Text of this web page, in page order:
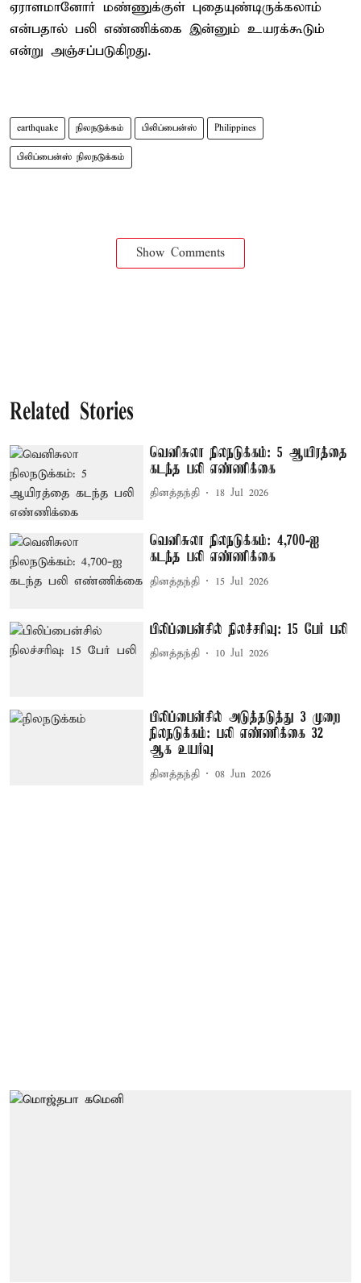
ஏராளமானோர் மண்ணுக்குள் புதையுண்டிருக்கலாம்
என்பதால் பலி எண்ணிக்கை இன்னும் உயரக்கூடும்
என்று அஞ்சப்படுகிறது.
earthquake நிலநடுக்கம் பிலிப்பைன்ஸ் Philippines
பிலிப்பைன்ஸ் நிலநடுக்கம்
Show Comments
Related Stories
வெனிசுலா நிலநடுக்கம்: 5 ஆயிரத்தை
கடந்த பலி எண்ணிக்கை
தினத்தந்தி 18 Jul 2026
வெனிசுலா நிலநடுக்கம்: 4,700-ஐ
கடந்த பலி எண்ணிக்கை
தினத்தந்தி 15 Jul 2026
பிலிப்பைன்சில் நிலச்சரிவு: 15 பேர் பலி
தினத்தந்தி 10 Jul 2026
பிலிப்பைன்சில் அடுத்தடுத்து 3 முறை
நிலநடுக்கம்: பலி எண்ணிக்கை 32
ஆக உயர்வு
தினத்தந்தி 08 Jun 2026